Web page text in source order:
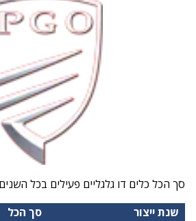
סך הכל כלים דו גלגליים פעילים בכל השנים
שנת ייצור
סך הכל